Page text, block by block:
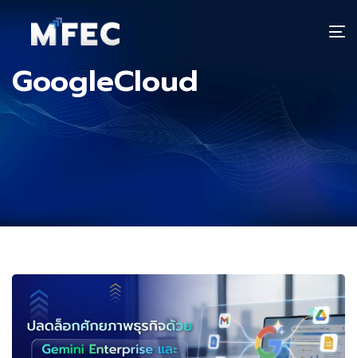
GoogleCloud